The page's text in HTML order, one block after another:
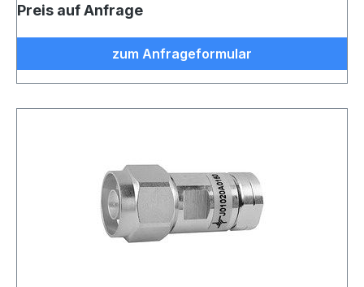
Preis auf Anfrage
zum Anfrageformular